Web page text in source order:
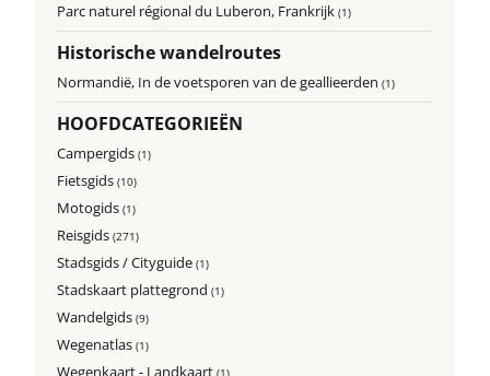
Parc naturel régional du Luberon, Frankrijk(1)
Historische wandelroutes
Normandië, In de voetsporen van de geallieerden(1)
HOOFDCATEGORIEËN
Campergids(1)
Fietsgids(10)
Motogids(1)
Reisgids(271)
Stadsgids / Cityguide(1)
Stadskaart plattegrond(1)
Wandelgids(9)
Wegenatlas(1)
Wegenkaart - Landkaart(1)